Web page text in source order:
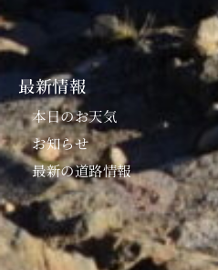
最新情報
本日のお天気
お知らせ
最新の道路情報